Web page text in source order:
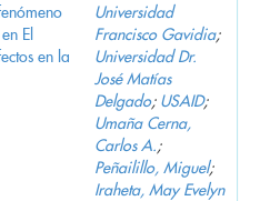
El
en la
Universidad
Francisco Gavidia;
Universidad Dr.
José Matías
Delgado; USAID;
Umaña Cerna,
Carlos A.;
Peñailillo, Miguel;
Iraheta, May Evelyn